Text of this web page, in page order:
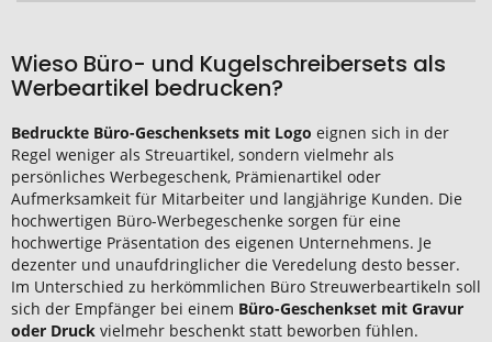
Wieso Büro- und Kugelschreibersets als
Werbeartikel bedrucken?
Bedruckte Büro-Geschenksets mit Logo eignen sich in der
Regel weniger als Streuartikel, sondern vielmehr als
persönliches Werbegeschenk, Prämienartikel oder
Aufmerksamkeit für Mitarbeiter und langjährige Kunden. Die
hochwertigen Büro-Werbegeschenke sorgen für eine
hochwertige Präsentation des eigenen Unternehmens. Je
dezenter und unaufdringlicher die Veredelung desto besser.
Im Unterschied zu herkömmlichen Büro Streuwerbeartikeln soll
sich der Empfänger bei einem Büro-Geschenkset mit Gravur
oder Druck vielmehr beschenkt statt beworben fühlen.